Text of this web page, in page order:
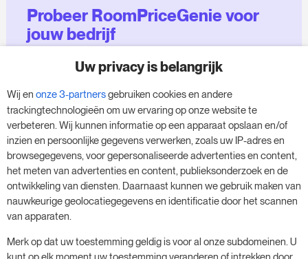
Probeer RoomPriceGenie voor
jouw bedrijf
Maak gebruik van onze 14-daagse proefversie
en geef je bedrijf een boost - zonder
verplichtingen.
Boek een afspraak om je gratis proefperiode
van 14 dagen te starten.
Start je gratis proefperiode
Uw privacy is belangrijk
Wij en onze 3-partnersgebruiken cookies en andere
trackingtechnologieën om uw ervaring op onze website te
verbeteren. Wij kunnen informatie op een apparaat opslaan en/of
inzien en persoonlijke gegevens verwerken, zoals uw IP-adres en
browsegegevens, voor gepersonaliseerde advertenties en content,
het meten van advertenties en content, publieksonderzoek en de
ontwikkeling van diensten. Daarnaast kunnen we gebruik maken van
nauwkeurige geolocatiegegevens en identificatie door het scannen
van apparaten.
Merk op dat uw toestemming geldig is voor al onze subdomeinen. U